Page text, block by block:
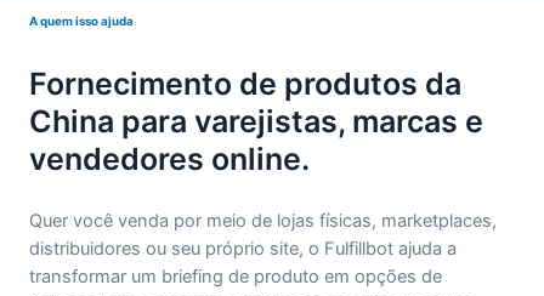
A quem isso ajuda
Fornecimento de produtos da
China para varejistas, marcas e
vendedores online.
Quer você venda por meio de lojas físicas, marketplaces,
distribuidores ou seu próprio site, o Fulfillbot ajuda a
transformar um briefing de produto em opções de